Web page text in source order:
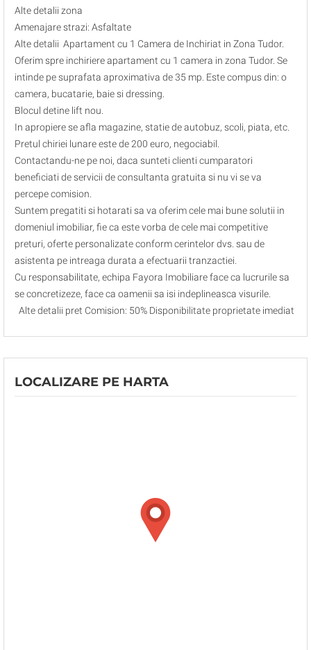
Alte detalii zona
Amenajare strazi: Asfaltate
Alte detalii Apartament cu 1 Camera de Inchiriat in Zona Tudor.
Oferim spre inchiriere apartament cu 1 camera in zona Tudor. Se
intinde pe suprafata aproximativa de 35 mp. Este compus din: o
camera, bucatarie, baie si dressing.
Blocul detine lift nou.
In apropiere se afla magazine, statie de autobuz, scoli, piata, etc.
Pretul chiriei lunare este de 200 euro, negociabil.
Contactandu-ne pe noi, daca sunteti clienti cumparatori
beneficiati de servicii de consultanta gratuita si nu vi se va
percepe comision.
Suntem pregatiti si hotarati sa va oferim cele mai bune solutii in
domeniul imobiliar, fie ca este vorba de cele mai competitive
preturi, oferte personalizate conform cerintelor dvs. sau de
asistenta pe intreaga durata a efectuarii tranzactiei.
Cu responsabilitate, echipa Fayora Imobiliare face ca lucrurile sa
se concretizeze, face ca oamenii sa isi indeplineasca visurile.
Alte detalii pret Comision: 50% Disponibilitate proprietate imediat
LOCALIZARE PE HARTA